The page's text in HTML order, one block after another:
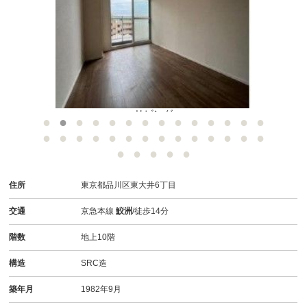
スタッフ紹介
お知らせ
リビング
住所 東京都品川区東大井6丁目
交通 京急本線鮫洲/徒歩14分
階数 地上10階
構造 SRC造
築年月 1982年9月